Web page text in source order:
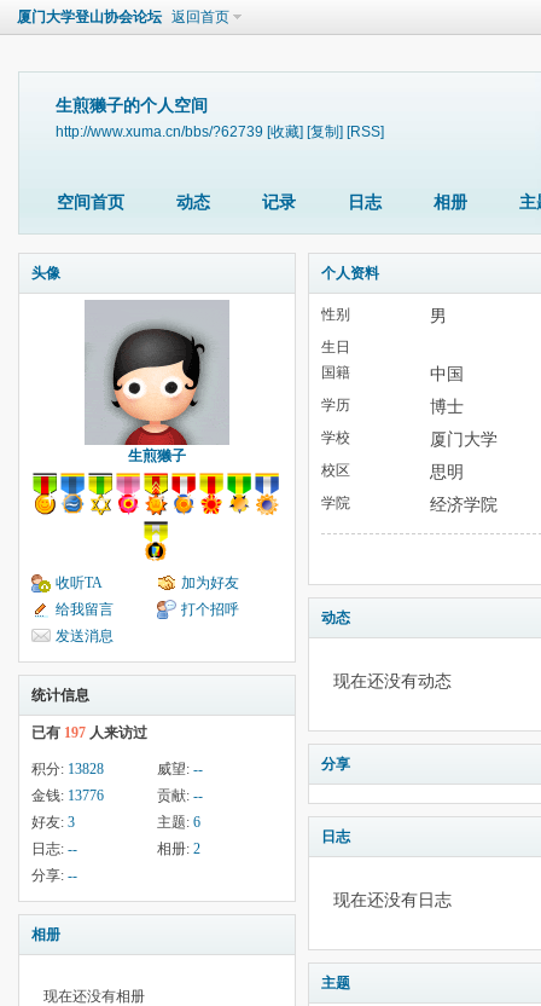
厦门大学登山协会论坛 返回首页
生煎獭子的个人空间
http://www.xuma.cn/bbs/?62739 [收藏] [复制] [RSS]
空间首页 动态 记录 日志 相册 主
头像
生煎獭子
收听TA
加为好友
给我留言
打个招呼
发送消息
统计信息
已有 197 人来访过
积分: 13828 威望: --
金钱: 13776 贡献: --
好友: 3 主题: 6
日志: -- 相册: 2
分享: --
相册
现在还没有相册
个人资料
性别 男
生日
国籍
中国
学历 博士
学校 厦门大学
校区 思明
学院 经济学院
动态
现在还没有动态
分享
日志
现在还没有日志
主题